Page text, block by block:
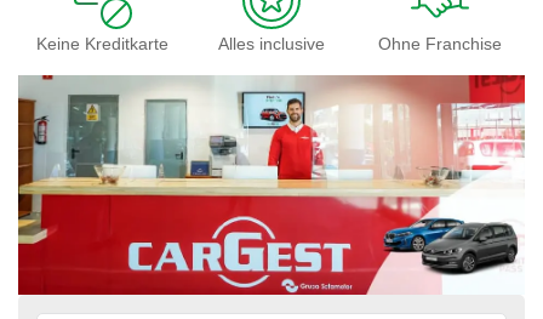
Keine Kreditkarte Alles inclusive Ohne Franchise